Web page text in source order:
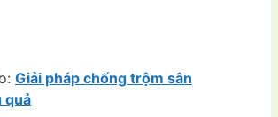
Giải pháp chống trộm sân
quả